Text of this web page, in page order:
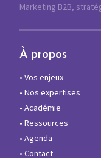
Marketing B2B,
À propos
• Vos enjeux
• Nos expertises
• Académie
• Ressources
• Agenda
• Contact